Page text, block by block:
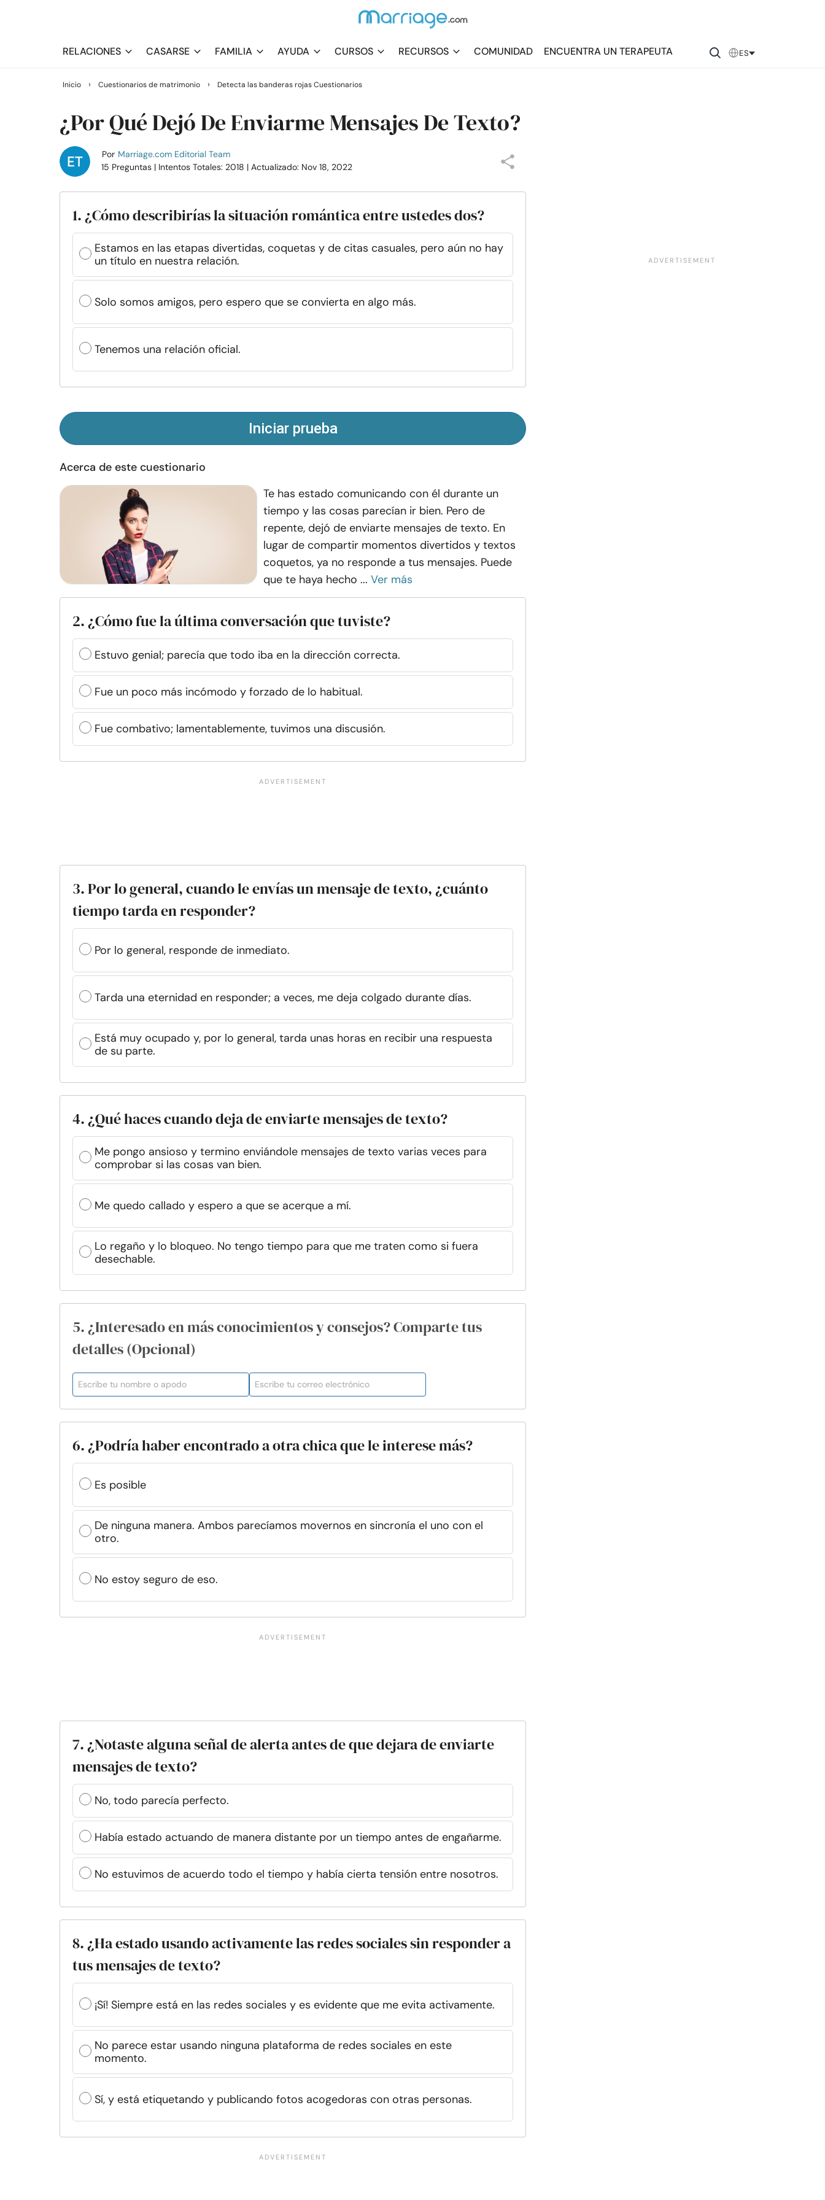
RELACIONES CASARSE FAMILIA AYUDA CURSOS RECURSOS COMUNIDAD ENCUENTRA UN TERAPEUTA ES
Inicio › Cuestionarios de matrimonio › Detecta las banderas rojas Cuestionarios
¿Por Qué Dejó De Enviarme Mensajes De Texto?
Por Marriage.com Editorial Team
15 Preguntas | Intentos Totales: 2018 | Actualizado: Nov 18, 2022
1. ¿Cómo describirías la situación romántica entre ustedes dos?
Estamos en las etapas divertidas, coquetas y de citas casuales, pero aún no hay
un título en nuestra relación.
Solo somos amigos, pero espero que se convierta en algo más.
Tenemos una relación oficial.
Iniciar prueba
Acerca de este cuestionario
Te has estado comunicando con él durante un
tiempo y las cosas parecían ir bien. Pero de
repente, dejó de enviarte mensajes de texto. En
lugar de compartir momentos divertidos y textos
coquetos, ya no responde a tus mensajes. Puede
que te haya hecho ... Ver más
2. ¿Cómo fue la última conversación que tuviste?
Estuvo genial; parecía que todo iba en la dirección correcta.
Fue un poco más incómodo y forzado de lo habitual.
Fue combativo; lamentablemente, tuvimos una discusión.
3. Por lo general, cuando le envías un mensaje de texto, ¿cuánto
tiempo tarda en responder?
Por lo general, responde de inmediato.
Tarda una eternidad en responder; a veces, me deja colgado durante días.
Está muy ocupado y, por lo general, tarda unas horas en recibir una respuesta
de su parte.
4. ¿Qué haces cuando deja de enviarte mensajes de texto?
Me pongo ansioso y termino enviándole mensajes de texto varias veces para
comprobar si las cosas van bien.
Me quedo callado y espero a que se acerque a mí.
Lo regaño y lo bloqueo. No tengo tiempo para que me traten como si fuera
desechable.
5. ¿Interesado en más conocimientos y consejos? Comparte tus
detalles (Opcional)
6. ¿Podría haber encontrado a otra chica que le interese más?
Es posible
De ninguna manera. Ambos parecíamos movernos en sincronía el uno con el
otro.
No estoy seguro de eso.
7. ¿Notaste alguna señal de alerta antes de que dejara de enviarte
mensajes de texto?
No, todo parecía perfecto.
Había estado actuando de manera distante por un tiempo antes de engañarme.
No estuvimos de acuerdo todo el tiempo y había cierta tensión entre nosotros.
8. ¿Ha estado usando activamente las redes sociales sin responder a
tus mensajes de texto?
¡Sí! Siempre está en las redes sociales y es evidente que me evita activamente.
No parece estar usando ninguna plataforma de redes sociales en este
momento.
Sí, y está etiquetando y publicando fotos acogedoras con otras personas.